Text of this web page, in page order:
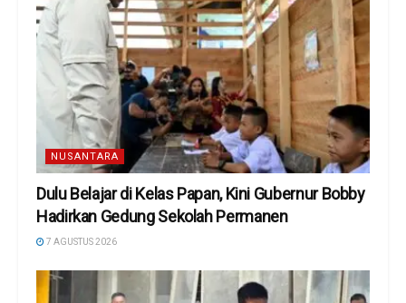
NUSANTARA
Dulu Belajar di Kelas Papan, Kini Gubernur Bobby
Hadirkan Gedung Sekolah Permanen
7 AGUSTUS 2026